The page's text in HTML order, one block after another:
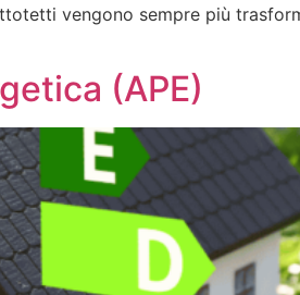
vengono sempre più
(APE)